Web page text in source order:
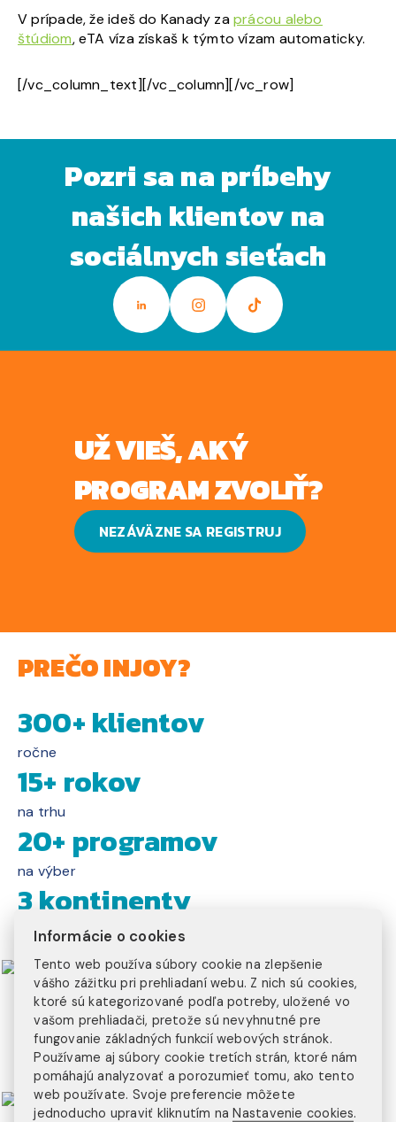
V prípade, že ideš do Kanady zaprácou alebo
štúdiom, eTA víza získaš k týmto vízam automaticky.
[/vc_column_text][/vc_column][/vc_row]
Pozri sa na príbehy
našich klientov na
sociálnych sieťach
UŽ VIEŠ, AKÝ
PROGRAM ZVOLIŤ?
NEZÁVÄZNE SA REGISTRUJ
PREČO INJOY?
300+ klientov
ročne
15+ rokov
na trhu
20+ programov
na výber
3 kontinenty
na ktorých pôsobíme
Informácie o cookies
Tento web používa súbory cookie na zlepšenie
vášho zážitku pri prehliadaní webu. Z nich sú cookies,
ktoré sú kategorizované podľa potreby, uložené vo
vašom prehliadači, pretože sú nevyhnutné pre
fungovanie základných funkcií webových stránok.
Používame aj súbory cookie tretích strán, ktoré nám
pomáhajú analyzovať a porozumieť tomu, ako tento
web používate. Svoje preferencie môžete
jednoducho upraviť kliknutím naNastavenie cookies.